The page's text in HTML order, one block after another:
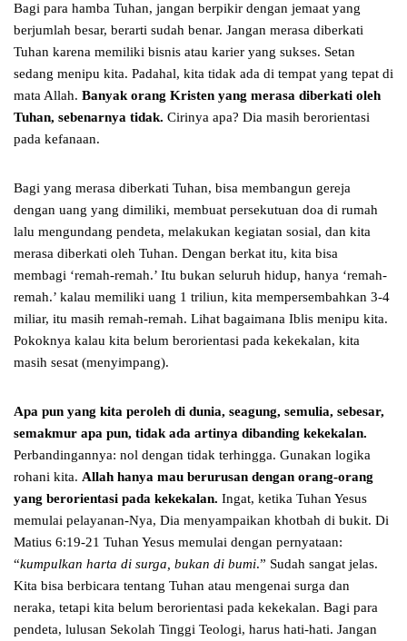
Bagi para hamba Tuhan, jangan berpikir dengan jemaat yang
berjumlah besar, berarti sudah benar. Jangan merasa diberkati
Tuhan karena memiliki bisnis atau karier yang sukses. Setan
sedang menipu kita. Padahal, kita tidak ada di tempat yang tepat di
mata Allah. Banyak orang Kristen yang merasa diberkati oleh
Tuhan, sebenarnya tidak. Cirinya apa? Dia masih berorientasi
pada kefanaan.
Bagi yang merasa diberkati Tuhan, bisa membangun gereja
dengan uang yang dimiliki, membuat persekutuan doa di rumah
lalu mengundang pendeta, melakukan kegiatan sosial, dan kita
merasa diberkati oleh Tuhan. Dengan berkat itu, kita bisa
membagi ‘remah-remah.’ Itu bukan seluruh hidup, hanya ‘remah-
remah.’ kalau memiliki uang 1 triliun, kita mempersembahkan 3-4
miliar, itu masih remah-remah. Lihat bagaimana Iblis menipu kita.
Pokoknya kalau kita belum berorientasi pada kekekalan, kita
masih sesat (menyimpang).
Apa pun yang kita peroleh di dunia, seagung, semulia, sebesar,
semakmur apa pun, tidak ada artinya dibanding kekekalan.
Perbandingannya: nol dengan tidak terhingga. Gunakan logika
rohani kita. Allah hanya mau berurusan dengan orang-orang
yang berorientasi pada kekekalan. Ingat, ketika Tuhan Yesus
memulai pelayanan-Nya, Dia menyampaikan khotbah di bukit. Di
Matius 6:19-21 Tuhan Yesus memulai dengan pernyataan:
“kumpulkan harta di surga, bukan di bumi.” Sudah sangat jelas.
Kita bisa berbicara tentang Tuhan atau mengenai surga dan
neraka, tetapi kita belum berorientasi pada kekekalan. Bagi para
pendeta, lulusan Sekolah Tinggi Teologi, harus hati-hati. Jangan